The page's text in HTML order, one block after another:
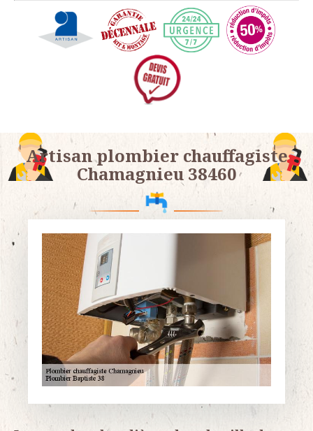
Artisan plombier chauffagiste
Chamagnieu 38460